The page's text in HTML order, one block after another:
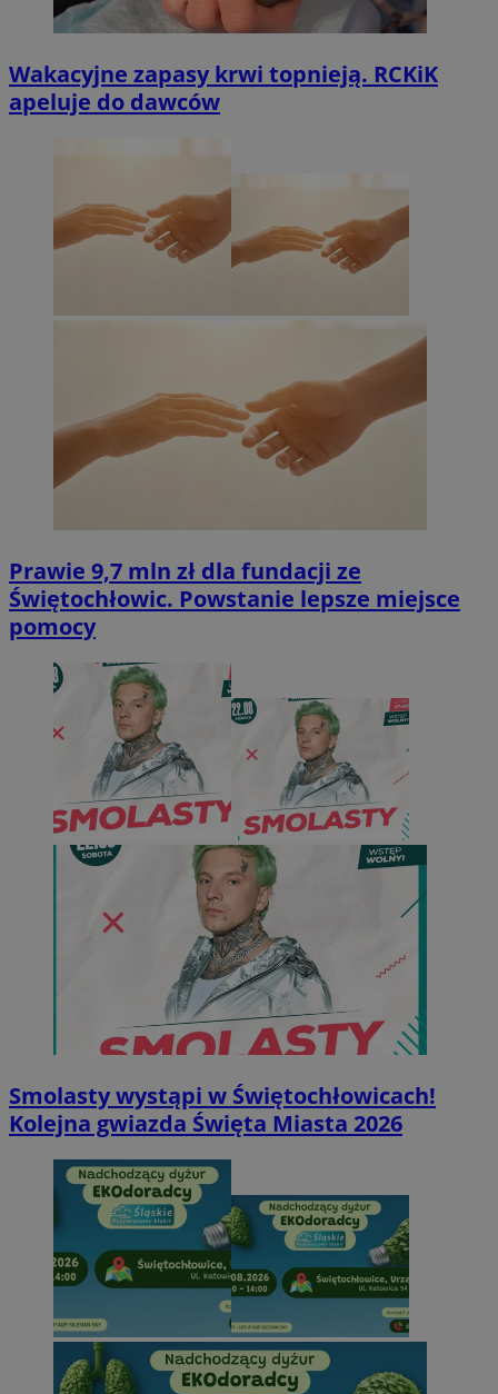
Wakacyjne zapasy krwi topnieją. RCKiK
apeluje do dawców
Prawie 9,7 mln zł dla fundacji ze
Świętochłowic. Powstanie lepsze miejsce
pomocy
Smolasty wystąpi w Świętochłowicach!
Kolejna gwiazda Święta Miasta 2026